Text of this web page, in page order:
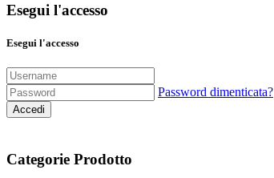
Esegui l'accesso
Esegui l'accesso
Password dimenticata?
Accedi
Categorie Prodotto